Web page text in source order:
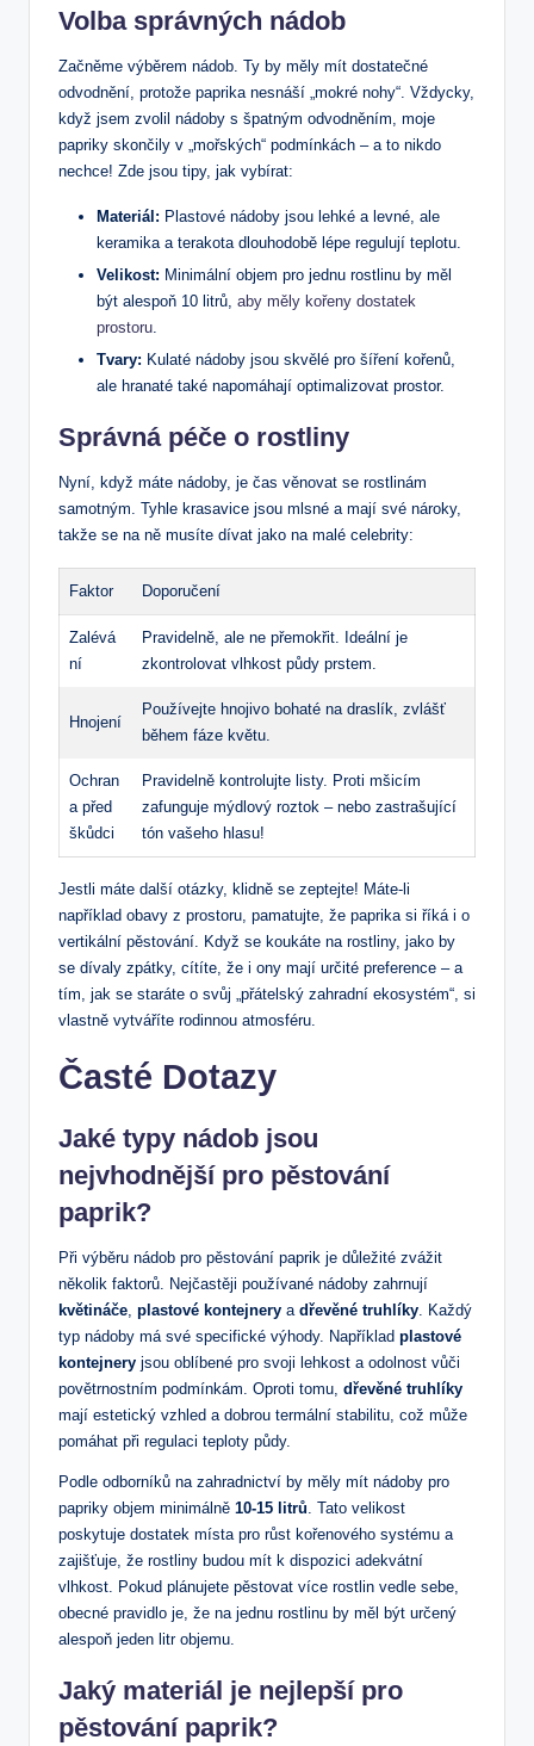
Volba správných nádob
Začněme výběrem nádob. Ty by měly mít dostatečné
odvodnění, protože paprika nesnáší „mokré nohy“. Vždycky,
když jsem zvolil nádoby s špatným odvodněním, moje
papriky skončily v „mořských“ podmínkách – a to nikdo
nechce! Zde jsou tipy, jak vybírat:
Materiál: Plastové nádoby jsou lehké a levné, ale
keramika a terakota dlouhodobě lépe regulují teplotu.
Velikost: Minimální objem pro jednu rostlinu by měl
být alespoň 10 litrů, aby měly kořeny dostatek
prostoru.
Tvary: Kulaté nádoby jsou skvělé pro šíření kořenů,
ale hranaté také napomáhají optimalizovat prostor.
Správná péče o rostliny
Nyní, když máte nádoby, je čas věnovat se rostlinám
samotným. Tyhle krasavice jsou mlsné a mají své nároky,
takže se na ně musíte dívat jako na malé celebrity:
Faktor Doporučení
Zalévá
ní
Pravidelně, ale ne přemokřit. Ideální je
zkontrolovat vlhkost půdy prstem.
Hnojení
Používejte hnojivo bohaté na draslík, zvlášť
během fáze květu.
Ochran
a před
škůdci
Pravidelně kontrolujte listy. Proti mšicím
zafunguje mýdlový roztok – nebo zastrašující
tón vašeho hlasu!
Jestli máte další otázky, klidně se zeptejte! Máte-li
například obavy z prostoru, pamatujte, že paprika si říká i o
vertikální pěstování. Když se koukáte na rostliny, jako by
se dívaly zpátky, cítíte, že i ony mají určité preference – a
tím, jak se staráte o svůj „přátelský zahradní ekosystém“, si
vlastně vytváříte rodinnou atmosféru.
Časté Dotazy
Jaké typy nádob jsou
nejvhodnější pro pěstování
paprik?
Při výběru nádob pro pěstování paprik je důležité zvážit
několik faktorů. Nejčastěji používané nádoby zahrnují
květináče, plastové kontejnery a dřevěné truhlíky. Každý
typ nádoby má své specifické výhody. Například plastové
kontejnery jsou oblíbené pro svoji lehkost a odolnost vůči
povětrnostním podmínkám. Oproti tomu, dřevěné truhlíky
mají estetický vzhled a dobrou termální stabilitu, což může
pomáhat při regulaci teploty půdy.
Podle odborníků na zahradnictví by měly mít nádoby pro
papriky objem minimálně 10-15 litrů. Tato velikost
poskytuje dostatek místa pro růst kořenového systému a
zajišťuje, že rostliny budou mít k dispozici adekvátní
vlhkost. Pokud plánujete pěstovat více rostlin vedle sebe,
obecné pravidlo je, že na jednu rostlinu by měl být určený
alespoň jeden litr objemu.
Jaký materiál je nejlepší pro
pěstování paprik?